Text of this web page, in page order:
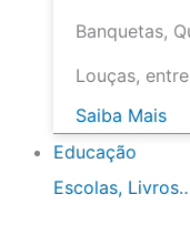
Banquetas,
Louças,
Saiba Mais
Educação
Escolas,